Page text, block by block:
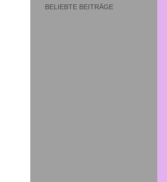
BELIEBTE BEITRÄGE